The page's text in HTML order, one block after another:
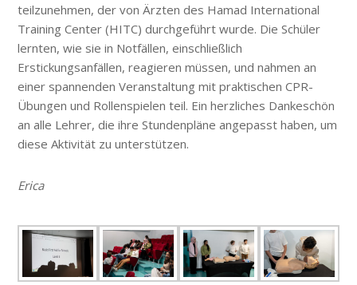
teilzunehmen, der von Ärzten des Hamad International
Training Center (HITC) durchgeführt wurde. Die Schüler
lernten, wie sie in Notfällen, einschließlich
Erstickungsanfällen, reagieren müssen, und nahmen an
einer spannenden Veranstaltung mit praktischen CPR-
Übungen und Rollenspielen teil. Ein herzliches Dankeschön
an alle Lehrer, die ihre Stundenpläne angepasst haben, um
diese Aktivität zu unterstützen.
Erica